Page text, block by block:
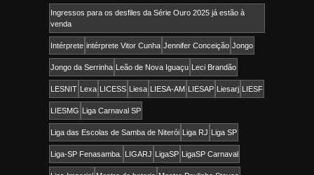
Ingressos para os desfiles da Série Ouro 2025 já estão à
venda
Intérprete intérprete Vitor Cunha Jennifer Conceição Jongo
Jongo da Serrinha Leão de Nova Iguaçu Leci Brandão
LESNIT Lexa LICESS Liesa LIESA-AM LIESAP Liesarj LIESF
LIESMG Liga Carnaval SP
Liga das Escolas de Samba de Niterói Liga RJ Liga SP
Liga-SP Fenasamba. LIGARJ LigaSP LigaSP Carnaval